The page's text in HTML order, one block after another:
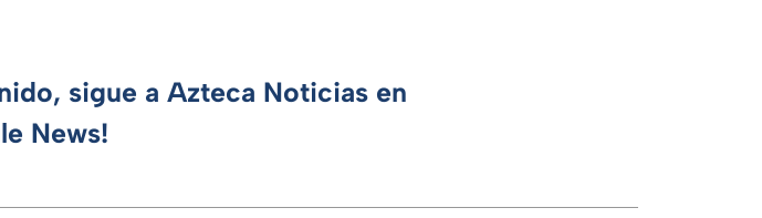
sigue a Azteca Noticias en
News!